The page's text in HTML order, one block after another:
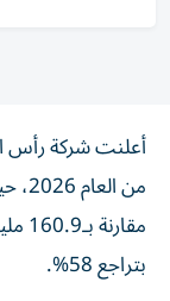
أعلنت شركة رأس
بتراجع 58%.